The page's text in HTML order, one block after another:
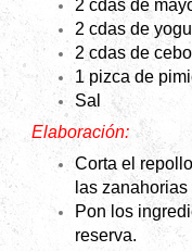
2 cdas de
2 cdas de
2 cdas de
1 pizca de
Sal
Elaboración:
Corta el
las
Pon los
reserva.